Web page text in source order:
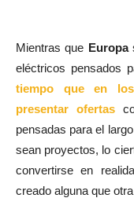
Mientras que Europa
eléctricos pensados
tiempo que en
presentar ofertas
pensadas para el
sean proyectos, lo
convertirse en
creado alguna que